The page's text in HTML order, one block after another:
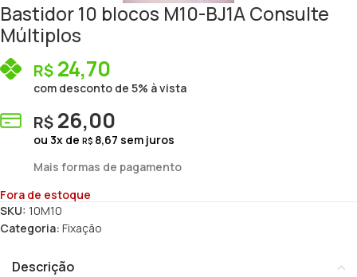
Bastidor 10 blocos M10-BJ1A Consulte
Múltiplos
R$ 24,70
com desconto de 5% à vista
R$ 26,00
ou 3x de R$ 8,67 sem juros
Mais formas de pagamento
Fora de estoque
SKU: 10M10
Categoria: Fixação
Descrição